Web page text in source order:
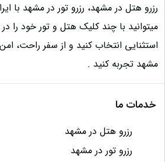
میتوانید با چند کلیک هتل و تور خود را
استثنایی انتخاب کنید و از سفر راحت،
مشهد تجربه کنید .
خدمات ما
رزرو هتل در مشهد
رزرو تور در مشهد